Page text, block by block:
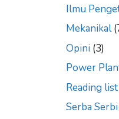
Ilmu
Mekanikal
Opini (3)
Power
Reading list
Serba Serbi